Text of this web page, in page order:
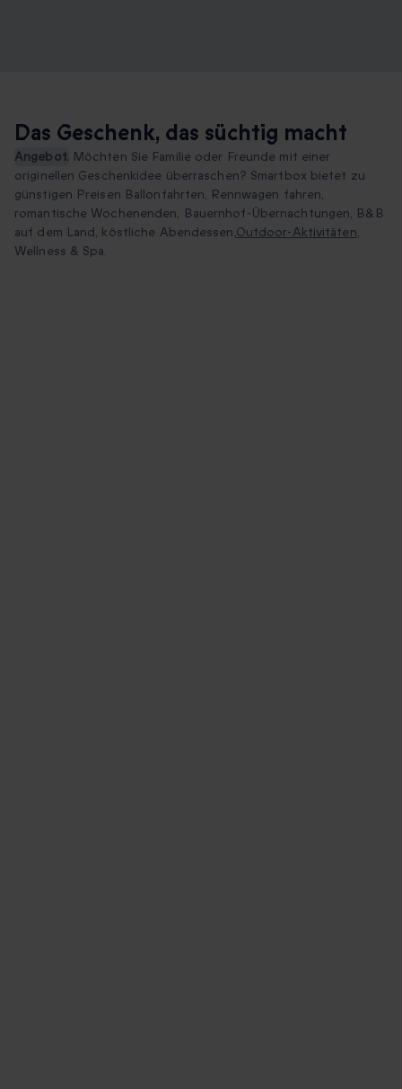
Das Geschenk, das süchtig macht
Angebot. Möchten Sie Familie oder Freunde mit einer
originellen Geschenkidee überraschen? Smartbox bietet zu
günstigen Preisen Ballonfahrten, Rennwagen fahren,
romantische Wochenenden, Bauernhof-Übernachtungen, B&B
auf dem Land, köstliche Abendessen,Outdoor-Aktivitäten,
Wellness & Spa.